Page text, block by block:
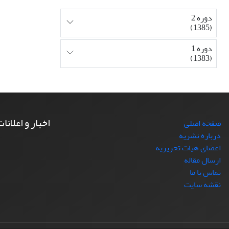
دوره 2
(1385)
دوره 1
(1383)
صفحه اصلی
درباره نشریه
اعضای هیات تحریریه
ارسال مقاله
تماس با ما
نقشه سایت
اخبار و